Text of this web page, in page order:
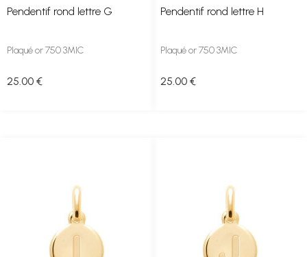
Pendentif rond lettre G
Plaqué or 750 3MIC
25 .00 €
Pendentif rond lettre H
Plaqué or 750 3MIC
25 .00 €